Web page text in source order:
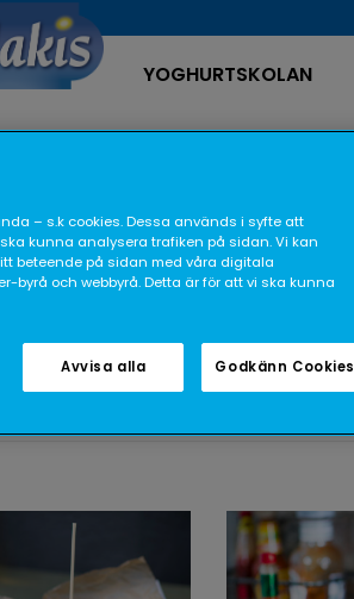
YOGHURTSKOLAN
– s.k cookies. Dessa används i syfte att
kunna analysera trafiken på sidan. Vi kan
beteende på sidan med våra digitala
byrå och webbyrå. Detta är för att vi ska kunna
Avvisa alla Godkänn Cookies